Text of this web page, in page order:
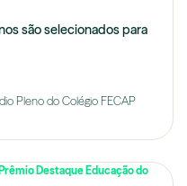
são selecionados para
Pleno do Colégio FECAP